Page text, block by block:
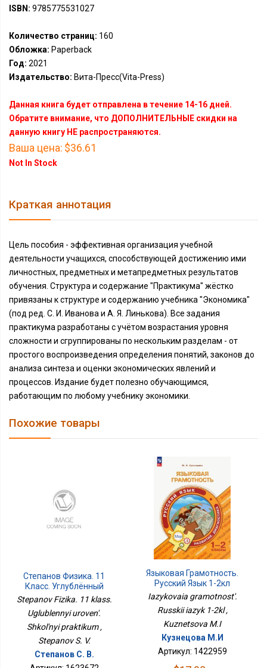
ISBN: 9785775531027
Количество страниц: 160
Обложка: Paperback
Год: 2021
Издательство: Вита-Пресс(Vita-Press)
Данная книга будет отправлена в течение 14-16 дней.
Обратите внимание, что ДОПОЛНИТЕЛЬНЫЕ скидки на
данную книгу НЕ распространяются.
Ваша цена: $36.61
Not In Stock
Краткая аннотация
Цель пособия - эффективная организация учебной
деятельности учащихся, способствующей достижению ими
личностных, предметных и метапредметных результатов
обучения. Структура и содержание "Практикума" жёстко
привязаны к структуре и содержанию учебника "Экономика"
(под ред. С. И. Иванова и А. Я. Линькова). Все задания
практикума разработаны с учётом возрастания уровня
сложности и сгруппированы по нескольким разделам - от
простого воспроизведения определения понятий, законов до
анализа синтеза и оценки экономических явлений и
процессов. Издание будет полезно обучающимся,
работающим по любому учебнику экономики.
Похожие товары
Степанов Физика. 11
Класс. Углублённый
Уровень. Школьный
Stepanov Fizika. 11 klass.
Uglublennyi uroven'.
Shkol'nyi praktikum ,
Stepanov S. V.
Степанов С. В.
Языковая Грамотность.
Русский Язык 1-2кл
Iazykovaia gramotnost'.
Russkii iazyk 1-2kl ,
Kuznetsova M.I
Кузнецова М.И
Артикул: 1422959